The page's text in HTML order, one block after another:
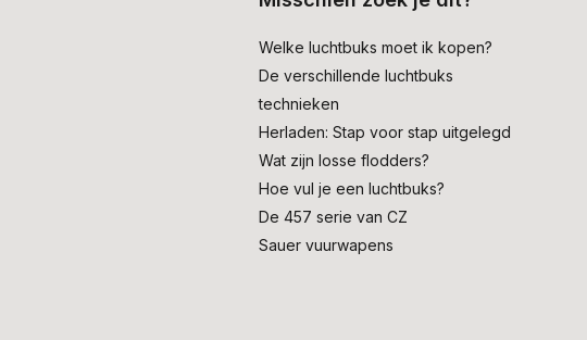
Welke luchtbuks moet ik kopen?
De verschillende luchtbuks
technieken
Herladen: Stap voor stap uitgelegd
Wat zijn losse flodders?
Hoe vul je een luchtbuks?
De 457 serie van CZ
Sauer vuurwapens